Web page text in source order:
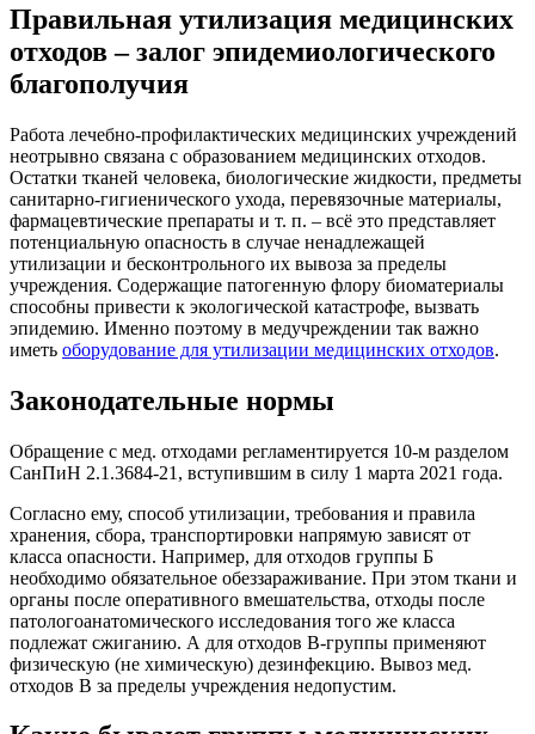
Правильная утилизация медицинских
отходов – залог эпидемиологического
благополучия
Работа лечебно-профилактических медицинских учреждений
неотрывно связана с образованием медицинских отходов.
Остатки тканей человека, биологические жидкости, предметы
санитарно-гигиенического ухода, перевязочные материалы,
фармацевтические препараты и т. п. – всё это представляет
потенциальную опасность в случае ненадлежащей
утилизации и бесконтрольного их вывоза за пределы
учреждения. Содержащие патогенную флору биоматериалы
способны привести к экологической катастрофе, вызвать
эпидемию. Именно поэтому в медучреждении так важно
иметь оборудование для утилизации медицинских отходов.
Законодательные нормы
Обращение с мед. отходами регламентируется 10-м разделом
СанПиН 2.1.3684-21, вступившим в силу 1 марта 2021 года.
Согласно ему, способ утилизации, требования и правила
хранения, сбора, транспортировки напрямую зависят от
класса опасности. Например, для отходов группы Б
необходимо обязательное обеззараживание. При этом ткани и
органы после оперативного вмешательства, отходы после
патологоанатомического исследования того же класса
подлежат сжиганию. А для отходов В-группы применяют
физическую (не химическую) дезинфекцию. Вывоз мед.
отходов В за пределы учреждения недопустим.